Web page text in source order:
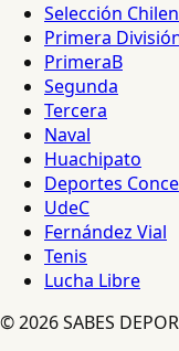
Selección
Primera
PrimeraB
Segunda
Tercera
Naval
Huachipato
Deportes
UdeC
Fernández Vial
Tenis
Lucha Libre
© 2026 SABES